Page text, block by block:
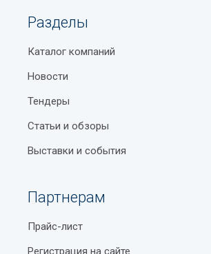
Разделы
Каталог компаний
Новости
Тендеры
Статьи и обзоры
Выставки и события
Партнерам
Прайс-лист
Регистрация на сайте